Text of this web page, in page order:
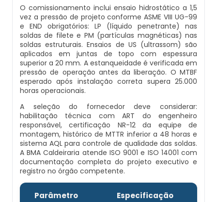
Comprar Caldeira
Controle E Automação De Caldeiras
Curso De Segurança Na Operação De
Caldeiras
Curso Operação De Caldeira
Curso Treinamento De Segurança Na
Operação De Caldeiras
Economizador Para Caldeiras
Empresa De Serviços Caldeiraria
Tubulação
Inspeção Em Caldeiras
Inspeção Em Caldeiras Aquatubulares
Inspeção Inicial Em Caldeiras
Inspeção Nas Caldeiras
Inspeção Periodica Em Caldeiras
Manutenção E Inspeção De Caldeiras
Montagem De Caldeiras A Vapor
Montagem De Caldeiras Preço
Montagem De Caldeiras A Gás
Montagem De Caldeiras A Lenha
Montagem De Caldeiras A Pellets
Montagem De Caldeiras De Aquecimento
Montagem De Caldeiras Empresa
Preço Montagem De Caldeira A Gás
Distribuidor De Caldeira A Vapor
Empresa De Caldeira A Vapor
Fabrica De Caldeira A Vapor
Fabricante De Caldeira A Vapor
Ferro Com Caldeira A Vapor
Fornecedor De Caldeira A Vapor
Onde Comprar Caldeira A Vapor
Peças Para Caldeira A Vapor
Peças Para Caldeira A Gás
Queimador De Caldeira A Gás
Queimador Para Caldeira A Gás
Serviço De Manutenção Caldeira A Gás
Valor Caldeira A Gás
Venda Caldeira A Gás
Peças De Caldeiras
Melhor Caldeira Gás Natural
O comissionamento inclui ensaio hidrostático a 1,5
vez a pressão de projeto conforme ASME VIII UG-99
e END obrigatórios: LP (líquido penetrante) nas
soldas de filete e PM (partículas magnéticas) nas
soldas estruturais. Ensaios de US (ultrassom) são
aplicados em juntas de topo com espessura
superior a 20 mm. A estanqueidade é verificada em
pressão de operação antes da liberação. O MTBF
esperado após instalação correta supera 25.000
horas operacionais.
A seleção do fornecedor deve considerar:
habilitação técnica com ART do engenheiro
responsável, certificação NR-12 da equipe de
montagem, histórico de MTTR inferior a 48 horas e
sistema AQL para controle de qualidade das soldas.
A BMA Caldeiraria atende ISO 9001 e ISO 14001 com
documentação completa do projeto executivo e
registro no órgão competente.
Parâmetro Especificação